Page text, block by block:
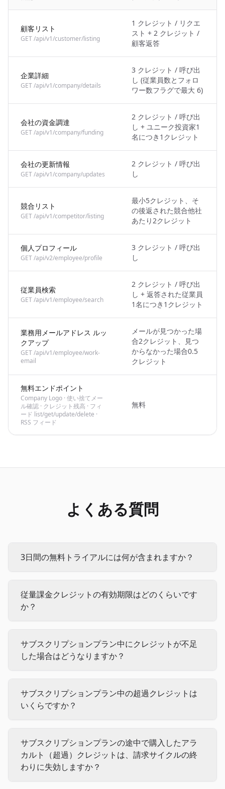
顧客リスト
GET /api/v1/customer/listing
1 クレジット / リクエ
スト + 2 クレジット /
顧客返答
企業詳細
GET /api/v1/company/details
3 クレジット / 呼び出
し (従業員数とフォロ
ワー数フラグで最大 6)
会社の資金調達
GET /api/v1/company/funding
2 クレジット / 呼び出
し + ユニーク投資家1
名につき1クレジット
会社の更新情報
GET /api/v1/company/updates
2 クレジット / 呼び出
し
競合リスト
GET /api/v1/competitor/listing
最小5クレジット、そ
の後返された競合他社
あたり2クレジット
個人プロフィール
GET /api/v2/employee/profile
3 クレジット / 呼び出
し
従業員検索
GET /api/v1/employee/search
2 クレジット / 呼び出
し + 返答された従業員
1名につき1クレジット
業務用メールアドレス ルッ
クアップ
GET /api/v1/employee/work-
email
メールが見つかった場
合2クレジット、見つ
からなかった場合0.5
クレジット
無料エンドポイント
Company Logo · 使い捨てメー
ル確認 · クレジット残高 · フィ
ード list/get/update/delete ·
RSS フィード
無料
よくある質問
3日間の無料トライアルには何が含まれますか？
従量課金クレジットの有効期限はどのくらいです
か？
サブスクリプションプラン中にクレジットが不足
した場合はどうなりますか？
サブスクリプションプラン中の超過クレジットは
いくらですか？
サブスクリプションプランの途中で購入したアラ
カルト（超過）クレジットは、請求サイクルの終
わりに失効しますか？